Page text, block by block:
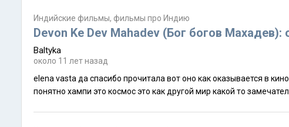
Индийские фильмы, фильмы про Индию
Devon Ke Dev Mahadev (Бог богов
Baltyka
около 11 лет назад
elena vasta да спасибо прочитала вот оно как оказывается в кино эта история совсем кратко наверное потому что индийскому зрителю и так всё